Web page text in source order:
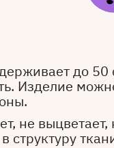
до
Изделие
не
структуру